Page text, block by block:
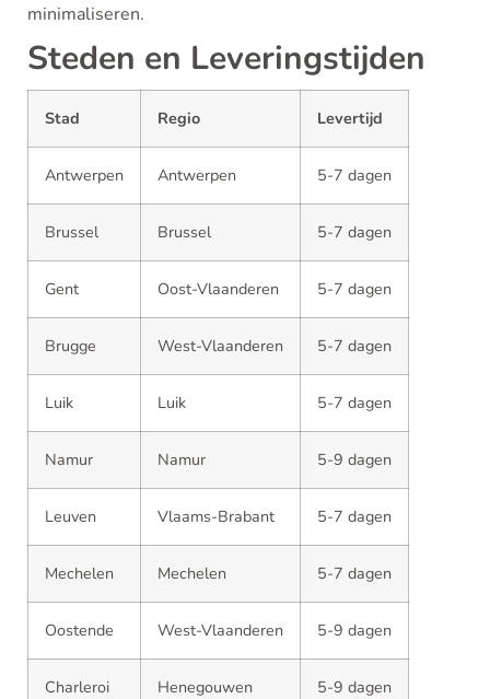
minimaliseren.
Steden en Leveringstijden
Stad Regio Levertijd
Antwerpen Antwerpen 5-7 dagen
Brussel Brussel 5-7 dagen
Gent Oost-Vlaanderen 5-7 dagen
Brugge West-Vlaanderen 5-7 dagen
Luik Luik 5-7 dagen
Namur Namur 5-9 dagen
Leuven Vlaams-Brabant 5-7 dagen
Mechelen Mechelen 5-7 dagen
Oostende West-Vlaanderen 5-9 dagen
Charleroi Henegouwen 5-9 dagen